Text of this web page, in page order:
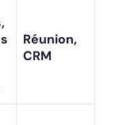
Réunion,
CRM